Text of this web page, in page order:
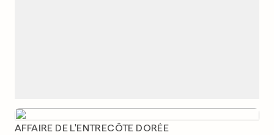
AFFAIRE DE L'ENTRECÔTE DORÉE